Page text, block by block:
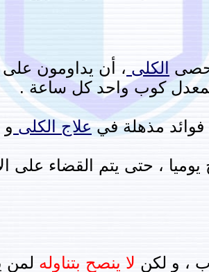
الكلى ، أن يداومون على
كوب واحد كل ساعة .
فوائد مذهلة فيعلاجالكلى و
، حتى يتم القضاء على
، و لكن لا ينصح بتناوله لمن